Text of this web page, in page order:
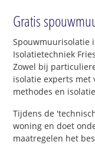
Gratis
Spouwmuurisolatie
Isolatietechniek
Zowel bij
isolatie experts met
methodes en
Tijdens de
woning en doet
maatregelen het